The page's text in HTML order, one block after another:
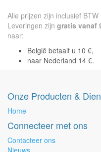
Alle prijzen zijn inclusief
Leveringen zijn gratis vanaf
naar:
België betaalt u 10 €,
naar Nederland 14 €.
Onze Producten &
Home
Connecteer met ons
Contacteer ons
Nieuws